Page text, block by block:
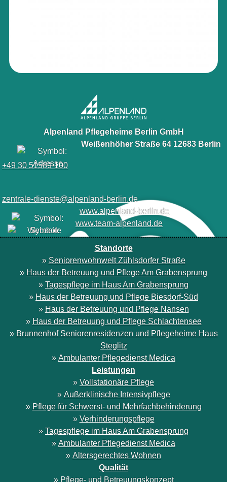
Alpenland Pflegeheime Berlin GmbH
Weißenhöher Straße 64 12683 Berlin
+49 30 51589-100
zentrale-dienste@alpenland-berlin.de
www.alpenland-berlin.de
www.team-alpenland.de
Standorte
» Seniorenwohnwelt Zühlsdorfer Straße
» Haus der Betreuung und Pflege Am Grabensprung
» Tagespflege im Haus Am Grabensprung
» Haus der Betreuung und Pflege Biesdorf-Süd
» Haus der Betreuung und Pflege Nansen
» Haus der Betreuung und Pflege Schlachtensee
» Brunnenhof Seniorenresidenzen und Pflegeheime Haus
Steglitz
» Ambulanter Pflegedienst Medica
Leistungen
» Vollstationäre Pflege
» Außerklinische Intensivpflege
» Pflege für Schwerst- und Mehrfachbehinderung
» Verhinderungspflege
» Tagespflege im Haus Am Grabensprung
» Ambulanter Pflegedienst Medica
» Altersgerechtes Wohnen
Qualität
» Pflege- und Betreuungskonzept